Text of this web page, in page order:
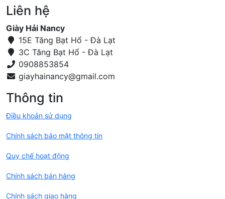
Liên hệ
Giày Hải Nancy
15E Tăng Bạt Hổ - Đà Lạt
3C Tăng Bạt Hổ - Đà Lạt
0908853854
Thông tin
Điều khoản sử dụng
Chính sách bảo mật thông tin
Quy chế hoạt động
Chính sách bán hàng
Chính sách giao hàng